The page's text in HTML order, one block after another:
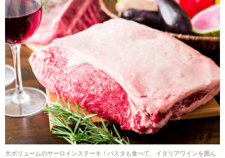
大ボリュームのサーロインステーキ！パスタも食べて、イタリアワインを囲ん